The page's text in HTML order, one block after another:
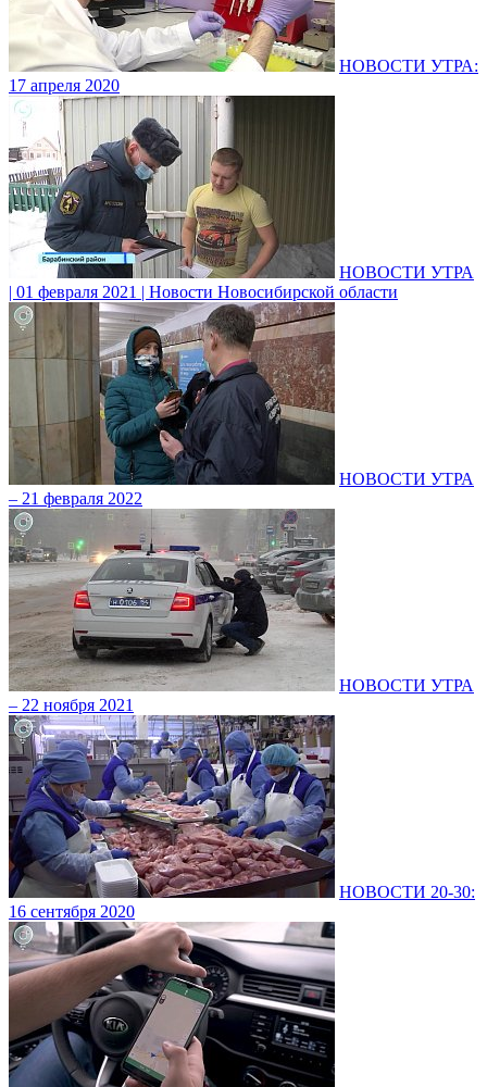
НОВОСТИ УТРА:
17 апреля 2020
НОВОСТИ УТРА
| 01 февраля 2021 | Новости Новосибирской области
НОВОСТИ УТРА
– 21 февраля 2022
НОВОСТИ УТРА
– 22 ноября 2021
НОВОСТИ 20-30:
16 сентября 2020